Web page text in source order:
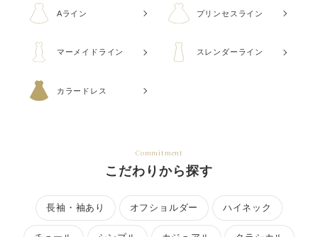
Aライン プリンセスライン
マーメイドライン スレンダーライン
カラードレス
Commitment
こだわりから探す
長袖・袖あり オフショルダー ハイネック